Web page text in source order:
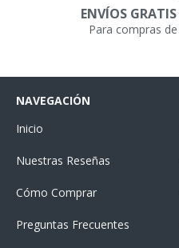
ENVÍOS
Para compras
NAVEGACIÓN
Inicio
Nuestras Reseñas
Cómo Comprar
Preguntas Frecuentes